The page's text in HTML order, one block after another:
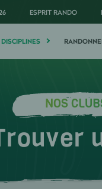
ESPRIT RANDO
DISCIPLINES
NOS